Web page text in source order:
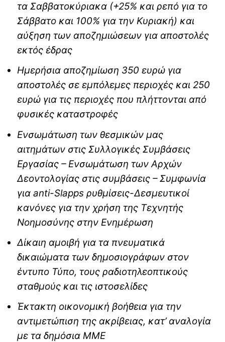
τα Σαββατοκύριακα (+25% και ρεπό για το
Σάββατο και 100% για την Κυριακή) και
αύξηση των αποζημιώσεων για αποστολές
εκτός έδρας
Ημερήσια αποζημίωση 350 ευρώ για
αποστολές σε εμπόλεμες περιοχές και 250
ευρώ για τις περιοχές που πλήττονται από
φυσικές καταστροφές
Ενσωμάτωση των θεσμικών μας
αιτημάτων στις Συλλογικές Συμβάσεις
Εργασίας – Ενσωμάτωση των Αρχών
Δεοντολογίας στις συμβάσεις – Συμφωνία
για anti-Slapps ρυθμίσεις-Δεσμευτικοί
κανόνες για την χρήση της Τεχνητής
Νοημοσύνης στην Ενημέρωση
Δίκαιη αμοιβή για τα πνευματικά
δικαιώματα των δημοσιογράφων στον
έντυπο Τύπο, τους ραδιοτηλεοπτικούς
σταθμούς και τις ιστοσελίδες
Έκτακτη οικονομική βοήθεια για την
αντιμετώπιση της ακρίβειας, κατ’ αναλογία
με τα δημόσια ΜΜΕ